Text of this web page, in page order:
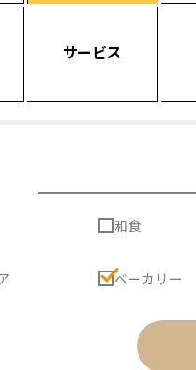
サービス
和食
ベーカリー